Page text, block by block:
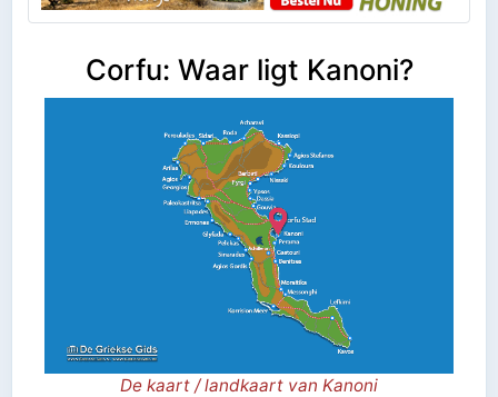
Corfu: Waar ligt Kanoni?
De kaart / landkaart van Kanoni